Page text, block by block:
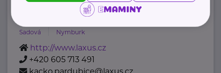
Sadová Nymburk
http://www.laxus.cz
+420 605 713 491